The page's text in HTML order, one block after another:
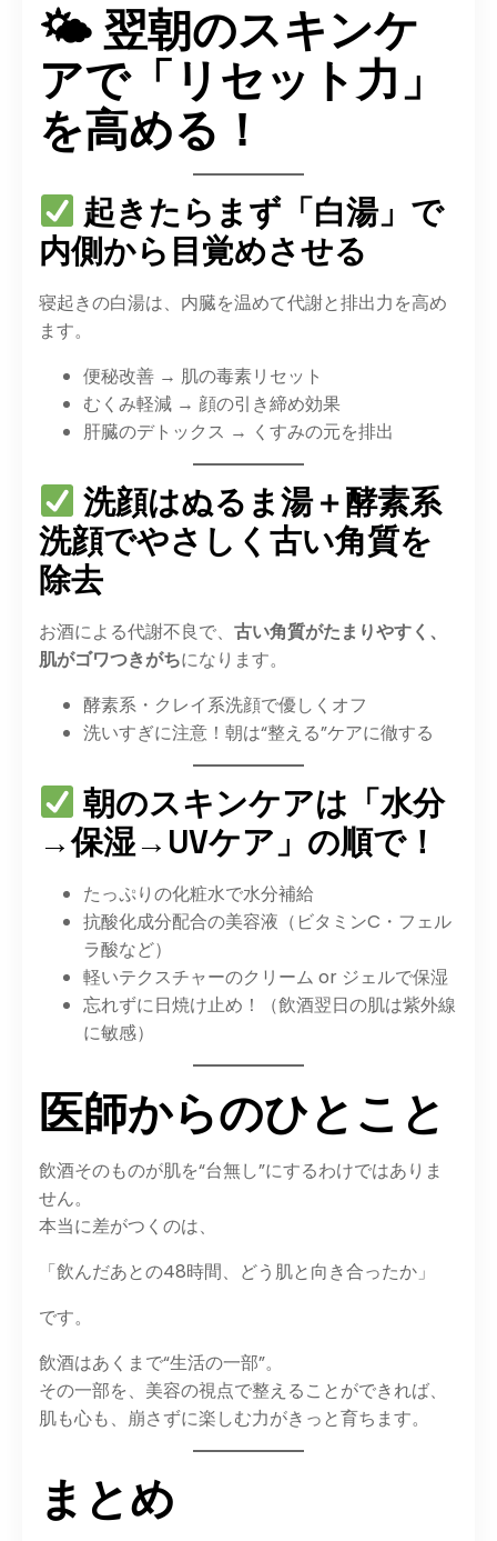
🌤 翌朝のスキンケ
アで「リセット力」
を高める！
起きたらまず「白湯」で
内側から目覚めさせる
寝起きの白湯は、内臓を温めて代謝と排出力を高め
ます。
便秘改善 → 肌の毒素リセット
むくみ軽減 → 顔の引き締め効果
肝臓のデトックス → くすみの元を排出
洗顔はぬるま湯＋酵素系
洗顔でやさしく古い角質を
除去
お酒による代謝不良で、 古い角質がたまりやすく、
肌がゴワつきがちになります。
酵素系・クレイ系洗顔で優しくオフ
洗いすぎに注意！朝は“整える”ケアに徹する
朝のスキンケアは「水分
→保湿→UVケア」の順で！
たっぷりの化粧水で水分補給
抗酸化成分配合の美容液（ビタミンC・フェル
ラ酸など）
軽いテクスチャーのクリーム or ジェルで保湿
忘れずに日焼け止め！（飲酒翌日の肌は紫外線
に敏感）
医師からのひとこと
飲酒そのものが肌を“台無し”にするわけではありま
せん。
本当に差がつくのは、
「飲んだあとの48時間、どう肌と向き合ったか」
です。
飲酒はあくまで“生活の一部”。
その一部を、美容の視点で整えることができれば、
肌も心も、崩さずに楽しむ力がきっと育ちます。
まとめ